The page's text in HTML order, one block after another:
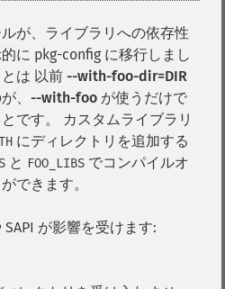
が、ライブラリへの依存性
に pkg-config に移行しまし
は 以前 --with-foo-dir=DIR
、 --with-foo が使うだけで
です。 カスタムライブラリ
にディレクトリを追加する
と FOO_LIBS でコンパイルオ
できます。
が影響を受けます: